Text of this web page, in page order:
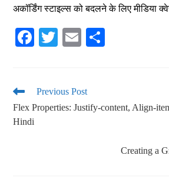
अकॉर्डिंग स्टाइल्स को बदलने के लिए मीडिया
Fa
ok
T
r
E
Previous Post
Flex Properties: Justify-content, Align-
Hindi
Creating a